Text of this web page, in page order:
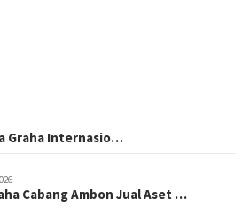
Graha Internasio…
Cabang Ambon Jual Aset …